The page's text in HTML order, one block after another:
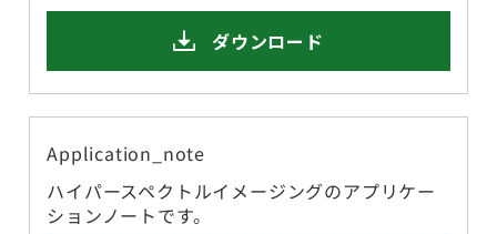
ダウンロード
Application_note
ハイパースペクトルイメージングのアプリケー
ションノートです。